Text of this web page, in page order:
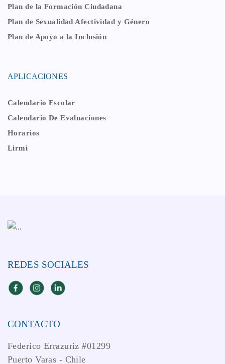
Plan de la Formación Ciudadana
Plan de Sexualidad Afectividad y Género
Plan de Apoyo a la Inclusión
APLICACIONES
Calendario Escolar
Calendario De Evaluaciones
Horarios
Lirmi
REDES SOCIALES
CONTACTO
Federico Errazuriz #01299
Puerto Varas - Chile